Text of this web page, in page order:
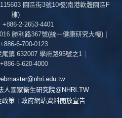
園區街3號10樓(南港軟體園區F
棟)
+886-2-2653-4401
勝利路367號(統一健康研究大樓) |
+886-6-700-0123
鎮 632007 學府路95號之1 |
+886-5-620-4000
人國家衛生研究院@NHRI.TW
政策 | 政府網站資料開放宣告